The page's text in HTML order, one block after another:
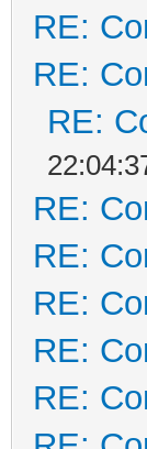
RE:
RE:
RE:
RE:
RE:
RE:
RE:
RE: